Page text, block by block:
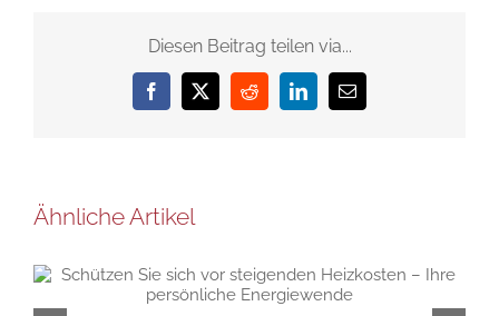
Diesen Beitrag teilen via...
Facebook
X RedditLinkedIn
E-
Mail
Ähnliche Artikel